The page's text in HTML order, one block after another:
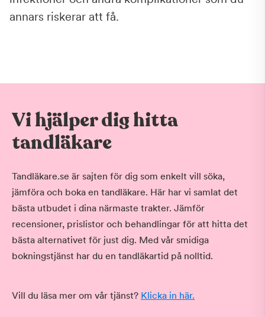
annars riskerar att få.
Vi hjälper dig hitta
tandläkare
Tandläkare.se är sajten för dig som enkelt vill söka,
jämföra och boka en tandläkare. Här har vi samlat det
bästa utbudet i dina närmaste trakter. Jämför
recensioner, prislistor och behandlingar för att hitta det
bästa alternativet för just dig. Med vår smidiga
bokningstjänst har du en tandläkartid på nolltid.
Vill du läsa mer om vår tjänst? Klicka in här.